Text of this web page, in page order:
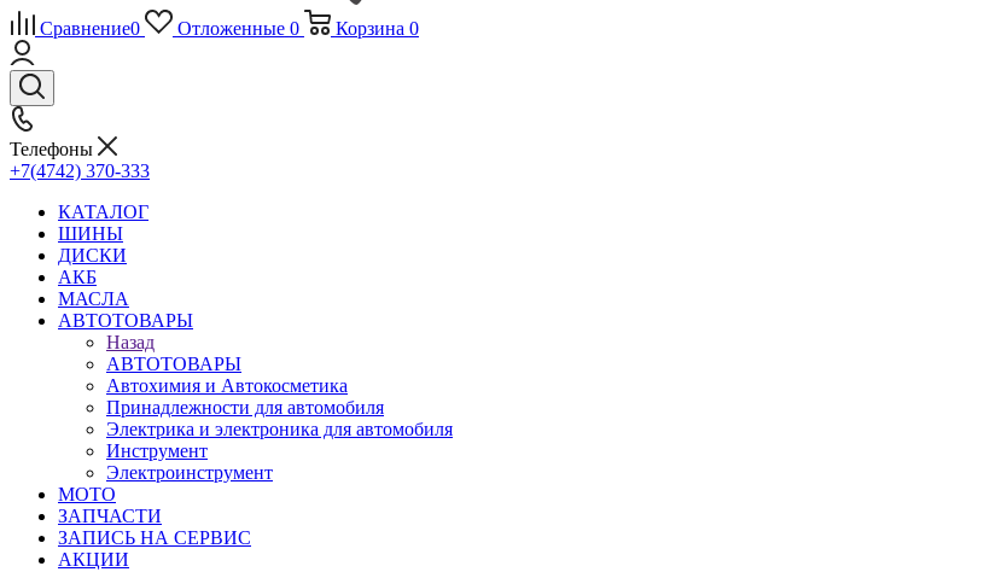
Сравнение0 Отложенные 0 Корзина 0
Телефоны
+7(4742) 370-333
КАТАЛОГ
ШИНЫ
ДИСКИ
АКБ
МАСЛА
АВТОТОВАРЫ
Назад
АВТОТОВАРЫ
Автохимия и Автокосметика
Принадлежности для автомобиля
Электрика и электроника для автомобиля
Инструмент
Электроинструмент
МОТО
ЗАПЧАСТИ
ЗАПИСЬ НА СЕРВИС
АКЦИИ